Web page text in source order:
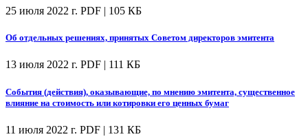
25 июля 2022 г. PDF | 105 КБ
Об отдельных решениях, принятых Советом директоров эмитента
13 июля 2022 г. PDF | 111 КБ
События (действия), оказывающие, по мнению эмитента, существенное
влияние на стоимость или котировки его ценных бумаг
11 июля 2022 г. PDF | 131 КБ